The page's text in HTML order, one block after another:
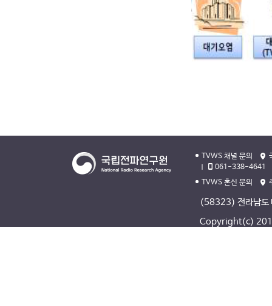
TVWS 채널 문의
061-338-4641
TVWS 혼신 문의
(58323) 전라남도
Copyright(c)